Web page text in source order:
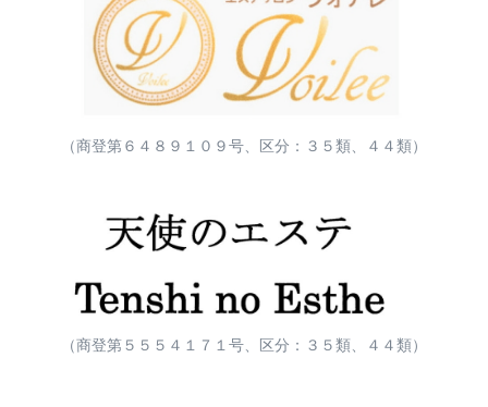
（商登第６４８９１０９号、区分：３５類、４４類）
（商登第５５５４１７１号、区分：３５類、４４類）